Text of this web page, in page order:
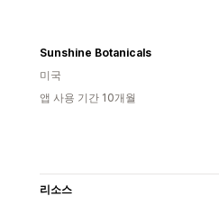
Sunshine Botanicals
미국
앱 사용 기간 10개월
리소스